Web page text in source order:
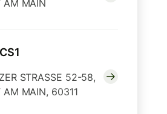
AM MAIN
STRASSE 52-58,
AM MAIN, 60311